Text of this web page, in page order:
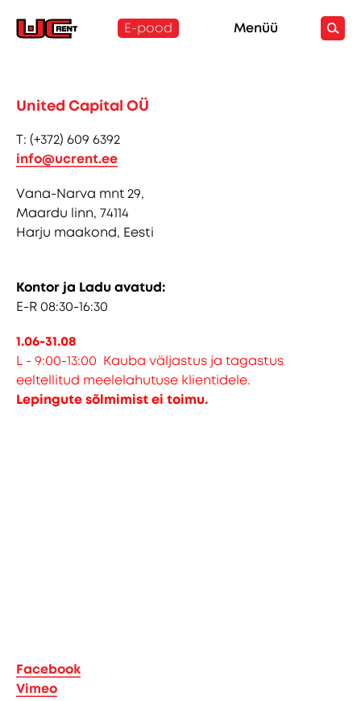
E-pood Menüü
United Capital OÜ
T: (+372) 609 6392
info@ucrent.ee
Vana-Narva mnt 29,
Maardu linn, 74114
Harju maakond, Eesti
Kontor ja Ladu avatud:
E-R 08:30-16:30
1.06-31.08
L - 9:00-13:00 Kauba väljastus ja tagastus
eeltellitud meelelahutuse klientidele.
Lepingute sõlmimist ei toimu.
Facebook
Vimeo